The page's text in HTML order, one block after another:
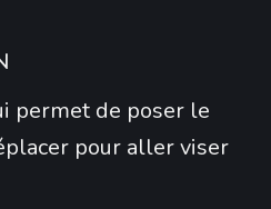
permet de poser le
pour aller viser